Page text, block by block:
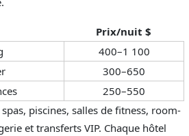
Prix/nuit $
400–1 100
300–650
250–550
piscines, salles de fitness, room-
et transferts VIP. Chaque hôtel